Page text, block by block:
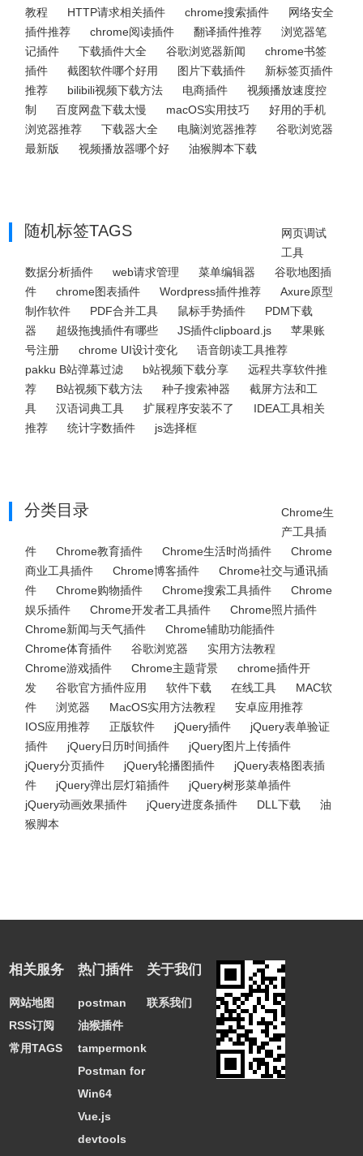
教程
HTTP请求相关插件 chrome搜索插件
网络安全
插件推荐
chrome阅读插件 翻译插件推荐
浏览器笔
记插件
下载插件大全 谷歌浏览器新闻
chrome书签
插件
截图软件哪个好用 图片下载插件
新标签页插件
推荐
bilibili视频下载方法 电商插件
视频播放速度控
制
百度网盘下载太慢 macOS实用技巧
好用的手机
浏览器推荐
下载器大全 电脑浏览器推荐
谷歌浏览器
最新版
视频播放器哪个好 油猴脚本下载
随机标签TAGS
网页调试
工具
数据分析插件
web请求管理 菜单编辑器
谷歌地图插
件
chrome图表插件 Wordpress插件推荐
Axure原型
制作软件
PDF合并工具 鼠标手势插件
PDM下载
器
超级拖拽插件有哪些 JS插件clipboard.js
苹果账
号注册
chrome UI设计变化
语音朗读工具推荐
pakku B站弹幕过滤
b站视频下载分享
远程共享软件推
荐
B站视频下载方法 种子搜索神器
截屏方法和工
具
汉语词典工具 扩展程序安装不了
IDEA工具相关
推荐
统计字数插件 js选择框
分类目录
Chrome生
产工具插
件
Chrome教育插件 Chrome生活时尚插件
Chrome
商业工具插件
Chrome博客插件
Chrome社交与通讯插
件
Chrome购物插件 Chrome搜索工具插件
Chrome
娱乐插件
Chrome开发者工具插件
Chrome照片插件
Chrome新闻与天气插件
Chrome辅助功能插件
Chrome体育插件
谷歌浏览器
实用方法教程
Chrome游戏插件
Chrome主题背景
chrome插件开
发
谷歌官方插件应用 软件下载 在线工具
MAC软
件
浏览器 MacOS实用方法教程
安卓应用推荐
IOS应用推荐
正版软件 jQuery插件
jQuery表单验证
插件
jQuery日历时间插件
jQuery图片上传插件
jQuery分页插件
jQuery轮播图插件
jQuery表格图表插
件
jQuery弹出层灯箱插件
jQuery树形菜单插件
jQuery动画效果插件
jQuery进度条插件 DLL下载
油
猴脚本
相关服务
网站地图
RSS订阅
常用TAGS
热门插件
postman
油猴插件
tampermonkey
Postman for
Win64
Vue.js
devtools
关于我们
联系我们